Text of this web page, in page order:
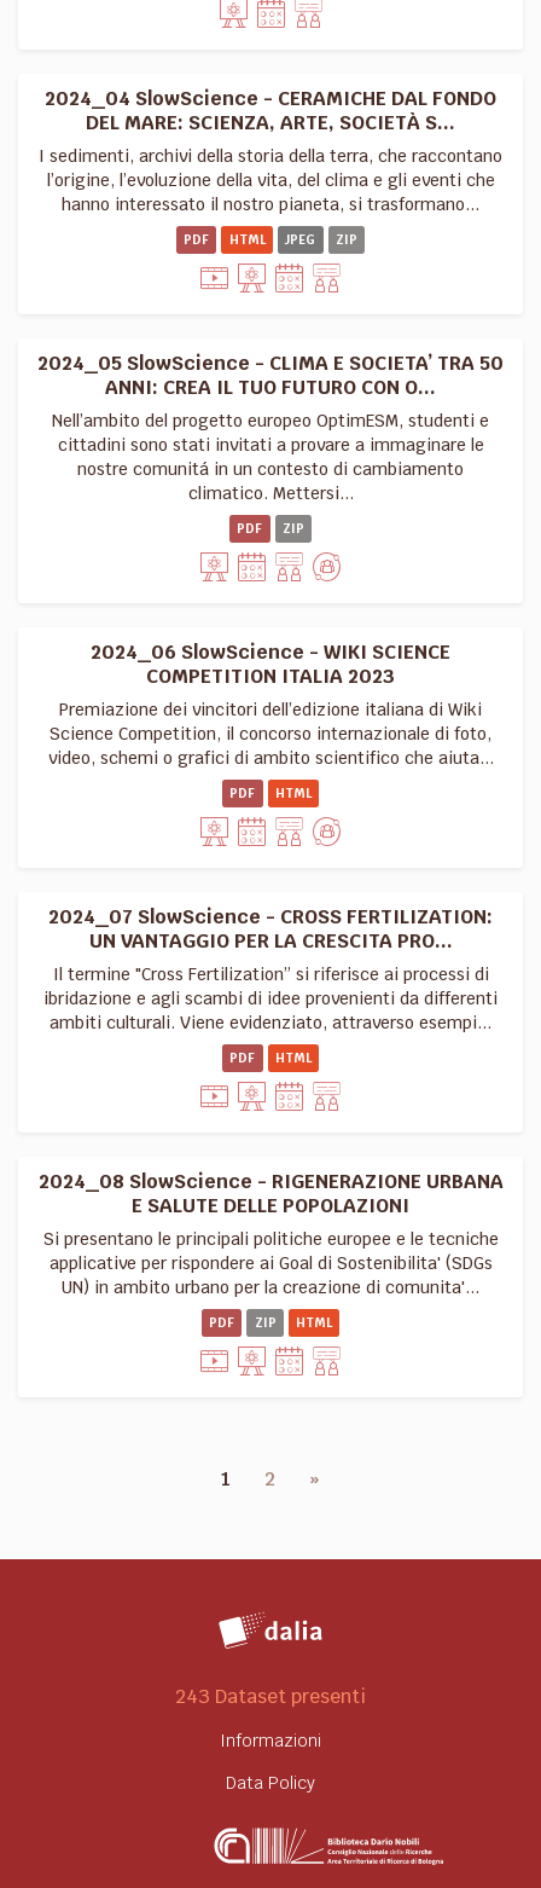
2024_04 SlowScience - CERAMICHE DAL FONDO
DEL MARE: SCIENZA, ARTE, SOCIETÀ S...
I sedimenti, archivi della storia della terra, che raccontano
l’origine, l’evoluzione della vita, del clima e gli eventi che
hanno interessato il nostro pianeta, si trasformano...
PDF HTML JPEG ZIP
2024_05 SlowScience - CLIMA E SOCIETA’ TRA 50
ANNI: CREA IL TUO FUTURO CON O...
Nell’ambito del progetto europeo OptimESM, studenti e
cittadini sono stati invitati a provare a immaginare le
nostre comunitá in un contesto di cambiamento
climatico. Mettersi...
PDF ZIP
2024_06 SlowScience - WIKI SCIENCE
COMPETITION ITALIA 2023
Premiazione dei vincitori dell’edizione italiana di Wiki
Science Competition, il concorso internazionale di foto,
video, schemi o grafici di ambito scientifico che aiuta...
PDF HTML
2024_07 SlowScience - CROSS FERTILIZATION:
UN VANTAGGIO PER LA CRESCITA PRO...
Il termine "Cross Fertilization” si riferisce ai processi di
ibridazione e agli scambi di idee provenienti da differenti
ambiti culturali. Viene evidenziato, attraverso esempi...
PDF HTML
2024_08 SlowScience - RIGENERAZIONE URBANA
E SALUTE DELLE POPOLAZIONI
Si presentano le principali politiche europee e le tecniche
applicative per rispondere ai Goal di Sostenibilita' (SDGs
UN) in ambito urbano per la creazione di comunita'...
PDF ZIP HTML
1 2 »
243 Dataset presenti
Informazioni
Data Policy